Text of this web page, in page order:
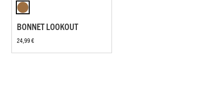
BONNET LOOKOUT
24,99 €